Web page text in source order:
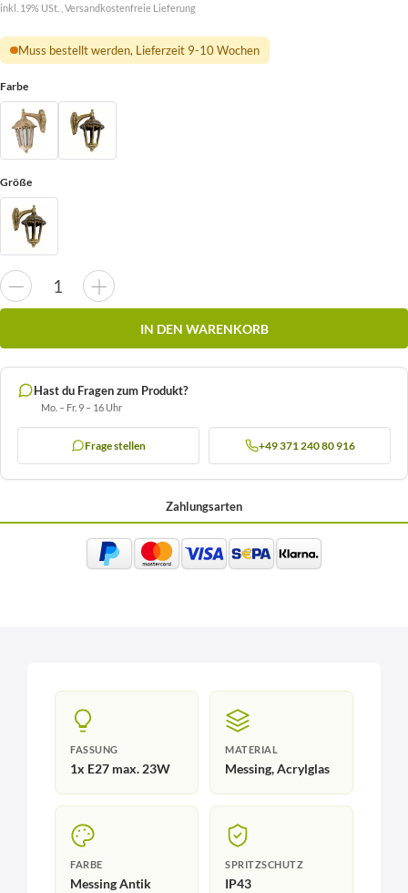
inkl. 19% USt. , Versandkostenfreie Lieferung
Muss bestellt werden, Lieferzeit 9-10 Wochen
Farbe
Größe
IN DEN WARENKORB
Hast du Fragen zum Produkt?
Mo. – Fr. 9 – 16 Uhr
Frage stellen +49 371 240 80 916
Zahlungsarten
FASSUNG
1x E27 max. 23W
MATERIAL
Messing, Acrylglas
FARBE
Messing Antik
SPRITZSCHUTZ
IP43